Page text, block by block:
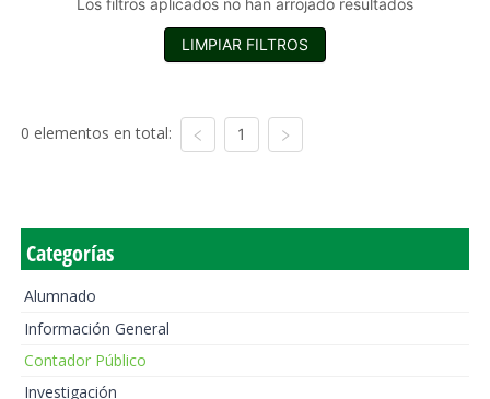
Los filtros aplicados no han arrojado resultados
LIMPIAR FILTROS
0 elementos en total: 1
Categorías
Alumnado
Información General
Contador Público
Investigación